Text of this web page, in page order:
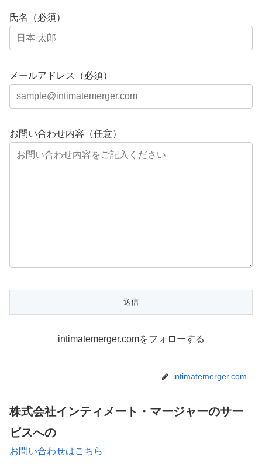
氏名（必須）
メールアドレス（必須）
お問い合わせ内容（任意）
intimatemerger.comをフォローする
intimatemerger.com
株式会社インティメート・マージャーのサー
ビスへの
お問い合わせはこちら